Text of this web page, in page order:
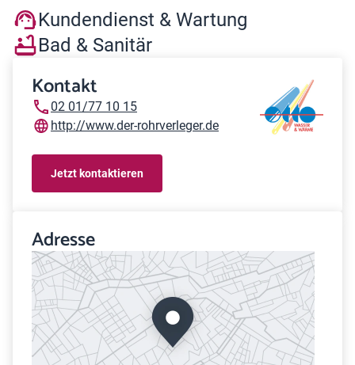
Kundendienst & Wartung
Bad & Sanitär
Kontakt
02 01/77 10 15
http://www.der-rohrverleger.de
Jetzt kontaktieren
Adresse